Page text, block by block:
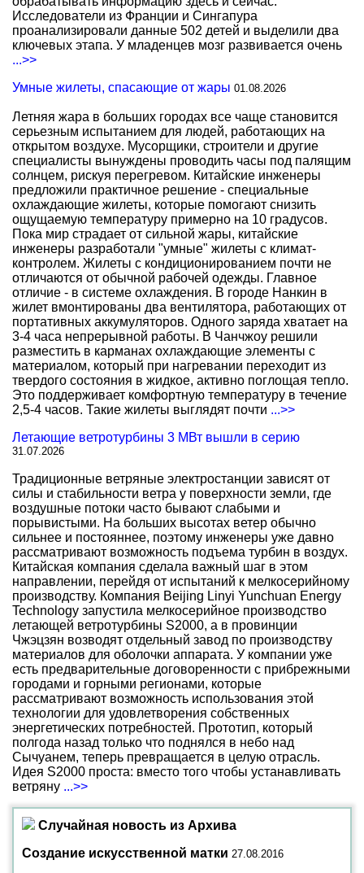
Исследователи из Франции и Сингапура
проанализировали данные 502 детей и выделили два
ключевых этапа. У младенцев мозг развивается очень
...>>
Умные жилеты, спасающие от жары 01.08.2026
Летняя жара в больших городах все чаще становится
серьезным испытанием для людей, работающих на
открытом воздухе. Мусорщики, строители и другие
специалисты вынуждены проводить часы под палящим
солнцем, рискуя перегревом. Китайские инженеры
предложили практичное решение - специальные
охлаждающие жилеты, которые помогают снизить
ощущаемую температуру примерно на 10 градусов.
Пока мир страдает от сильной жары, китайские
инженеры разработали "умные" жилеты с климат-
контролем. Жилеты с кондиционированием почти не
отличаются от обычной рабочей одежды. Главное
отличие - в системе охлаждения. В городе Нанкин в
жилет вмонтированы два вентилятора, работающих от
портативных аккумуляторов. Одного заряда хватает на
3-4 часа непрерывной работы. В Чанчжоу решили
разместить в карманах охлаждающие элементы с
материалом, который при нагревании переходит из
твердого состояния в жидкое, активно поглощая тепло.
Это поддерживает комфортную температуру в течение
2,5-4 часов. Такие жилеты выглядят почти ...>>
Летающие ветротурбины 3 МВт вышли в серию
31.07.2026
Традиционные ветряные электростанции зависят от
силы и стабильности ветра у поверхности земли, где
воздушные потоки часто бывают слабыми и
порывистыми. На больших высотах ветер обычно
сильнее и постояннее, поэтому инженеры уже давно
рассматривают возможность подъема турбин в воздух.
Китайская компания сделала важный шаг в этом
направлении, перейдя от испытаний к мелкосерийному
производству. Компания Beijing Linyi Yunchuan Energy
Technology запустила мелкосерийное производство
летающей ветротурбины S2000, а в провинции
Чжэцзян возводят отдельный завод по производству
материалов для оболочки аппарата. У компании уже
есть предварительные договоренности с прибрежными
городами и горными регионами, которые
рассматривают возможность использования этой
технологии для удовлетворения собственных
энергетических потребностей. Прототип, который
полгода назад только что поднялся в небо над
Сычуанем, теперь превращается в целую отрасль.
Идея S2000 проста: вместо того чтобы устанавливать
ветряну ...>>
Случайная новость из Архива
Создание искусственной матки 27.08.2016